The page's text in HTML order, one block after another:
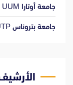
جامعة أوتارا UUM
جامعة بتروناس UTP